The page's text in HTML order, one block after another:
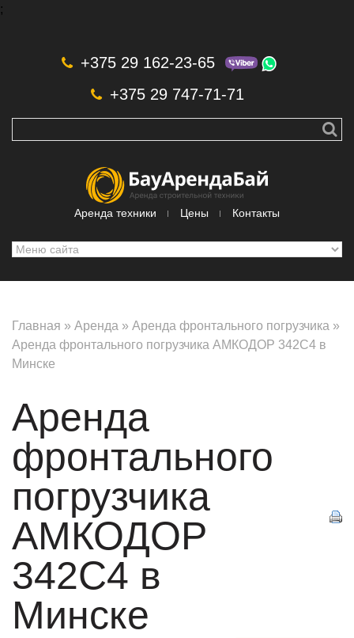
;
+375 29 162-23-65
+375 29 747-71-71
Аренда техники Цены Контакты
Главная » Аренда » Аренда фронтального погрузчика »
Аренда фронтального погрузчика АМКОДОР 342С4 в
Минске
Аренда
фронтального
погрузчика
АМКОДОР
342С4 в
Минске